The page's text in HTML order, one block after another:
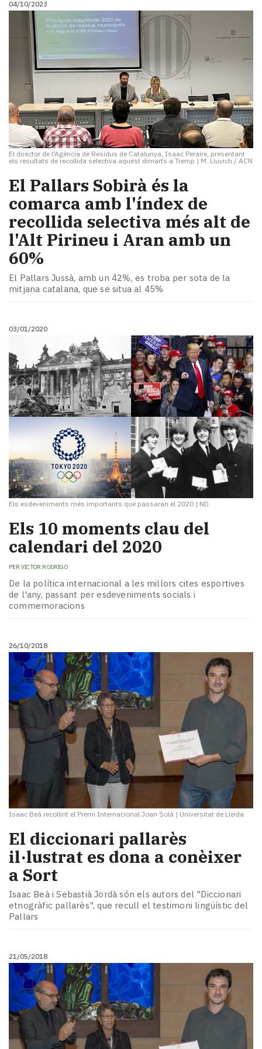
i
turisme
Cultura
Esports
Mai
tant!
TV
i
mitjans
El
temps
Reportatges
Enquestes
A
escena!
Dis
la
teva!
Subscriptors
La
newsletter
Contingut
patrocinat
Lo
més
llegit...
Editorial
04/10/2023
El director de l'Agència de Residus de Catalunya, Isaac Peraire, presentant
els resultats de recollida selectiva aquest dimarts a Tremp | M. Lluvich / ACN
El Pallars Sobirà és la
comarca amb l'índex de
recollida selectiva més alt de
l'Alt Pirineu i Aran amb un
60%
El Pallars Jussà, amb un 42%, es troba per sota de la
mitjana catalana, que se situa al 45%
03/01/2020
Els esdeveniments més importants que passaran el 2020 | ND
Els 10 moments clau del
calendari del 2020
PER VICTOR RODRIGO
De la política internacional a les millors cites esportives
de l'any, passant per esdeveniments socials i
commemoracions
26/10/2018
Isaac Beà recollint el Premi Internacional Joan Solà | Universitat de Lleida
El diccionari pallarès
il·lustrat es dona a conèixer
a Sort
Isaac Beà i Sebastià Jordà són els autors del "Diccionari
etnogràfic pallarès", que recull el testimoni lingüístic del
Pallars
21/05/2018